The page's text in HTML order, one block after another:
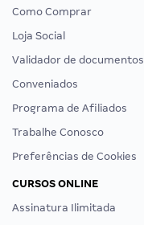
Como Comprar
Loja Social
Validador de documentos
Conveniados
Programa de Afiliados
Trabalhe Conosco
Preferências de Cookies
CURSOS ONLINE
Assinatura Ilimitada